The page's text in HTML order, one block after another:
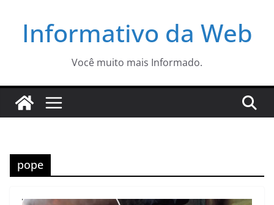
Informativo da Web
Você muito mais Informado.
pope